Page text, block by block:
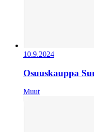
10.9.2024
Osuuskauppa
Muut